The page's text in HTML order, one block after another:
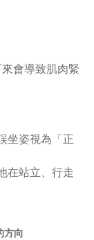
會導致肌肉緊
坐姿視為「正
在站立、行走
方向